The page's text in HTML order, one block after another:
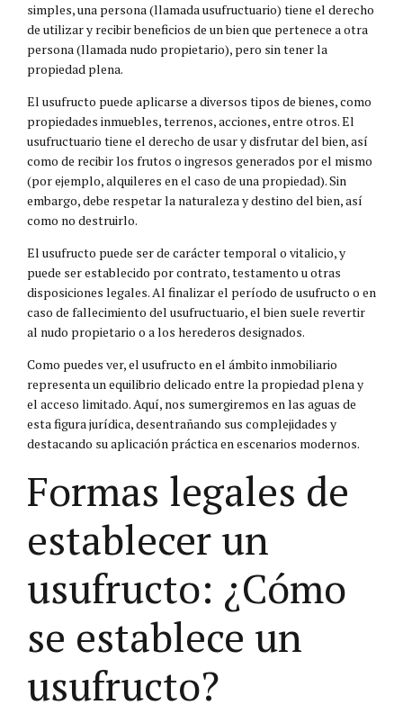
simples, una persona (llamada usufructuario) tiene el derecho
de utilizar y recibir beneficios de un bien que pertenece a otra
persona (llamada nudo propietario), pero sin tener la
propiedad plena.
El usufructo puede aplicarse a diversos tipos de bienes, como
propiedades inmuebles, terrenos, acciones, entre otros. El
usufructuario tiene el derecho de usar y disfrutar del bien, así
como de recibir los frutos o ingresos generados por el mismo
(por ejemplo, alquileres en el caso de una propiedad). Sin
embargo, debe respetar la naturaleza y destino del bien, así
como no destruirlo.
El usufructo puede ser de carácter temporal o vitalicio, y
puede ser establecido por contrato, testamento u otras
disposiciones legales. Al finalizar el período de usufructo o en
caso de fallecimiento del usufructuario, el bien suele revertir
al nudo propietario o a los herederos designados.
Como puedes ver, el usufructo en el ámbito inmobiliario
representa un equilibrio delicado entre la propiedad plena y
el acceso limitado. Aquí, nos sumergiremos en las aguas de
esta figura jurídica, desentrañando sus complejidades y
destacando su aplicación práctica en escenarios modernos.
Formas legales de
establecer un
usufructo: ¿Cómo
se establece un
usufructo?